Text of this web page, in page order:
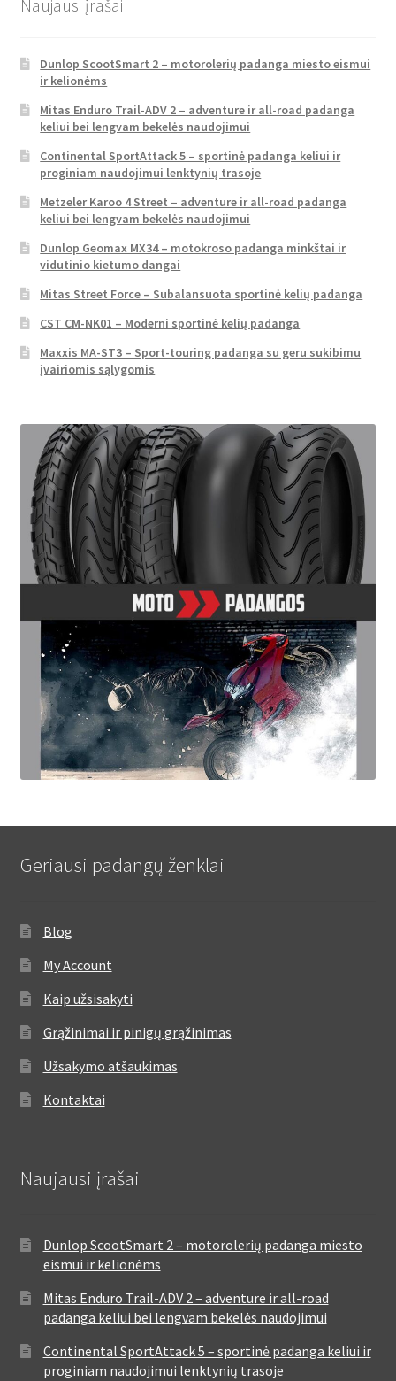
Naujausi įrašai
Dunlop ScootSmart 2 – motorolerių padanga miesto eismui
ir kelionėms
Mitas Enduro Trail-ADV 2 – adventure ir all-road padanga
keliui bei lengvam bekelės naudojimui
Continental SportAttack 5 – sportinė padanga keliui ir
proginiam naudojimui lenktynių trasoje
Metzeler Karoo 4 Street – adventure ir all-road padanga
keliui bei lengvam bekelės naudojimui
Dunlop Geomax MX34 – motokroso padanga minkštai ir
vidutinio kietumo dangai
Mitas Street Force – Subalansuota sportinė kelių padanga
CST CM-NK01 – Moderni sportinė kelių padanga
Maxxis MA-ST3 – Sport-touring padanga su geru sukibimu
įvairiomis sąlygomis
Geriausi padangų ženklai
Blog
My Account
Kaip užsisakyti
Grąžinimai ir pinigų grąžinimas
Užsakymo atšaukimas
Kontaktai
Naujausi įrašai
Dunlop ScootSmart 2 – motorolerių padanga miesto
eismui ir kelionėms
Mitas Enduro Trail-ADV 2 – adventure ir all-road
padanga keliui bei lengvam bekelės naudojimui
Continental SportAttack 5 – sportinė padanga keliui ir
proginiam naudojimui lenktynių trasoje